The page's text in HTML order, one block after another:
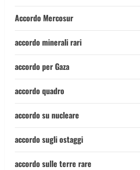
Accordo Mercosur
accordo minerali rari
accordo per Gaza
accordo quadro
accordo su nucleare
accordo sugli ostaggi
accordo sulle terre rare